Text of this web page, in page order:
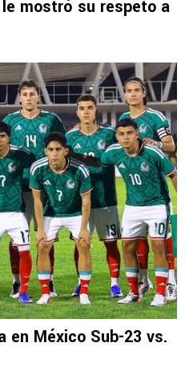
mostró su respeto a
en México Sub-23 vs.